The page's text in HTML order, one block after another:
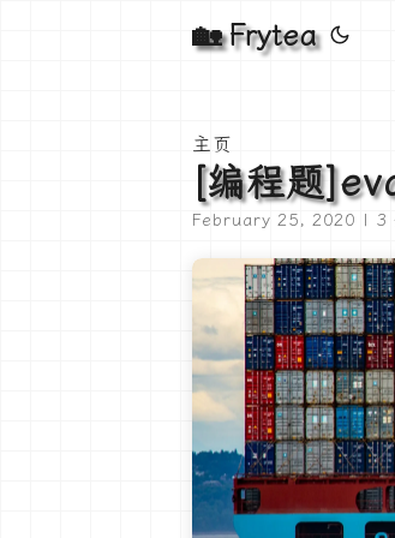
🏡 Frytea
主页
[编程题
February 25, 2020 | 3